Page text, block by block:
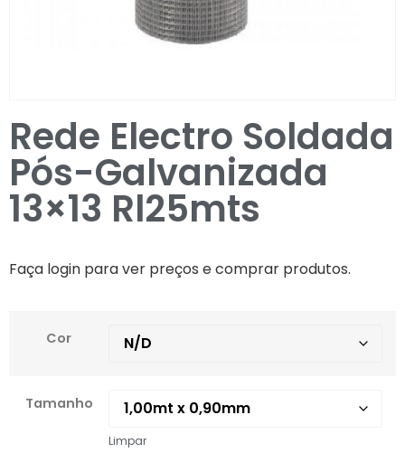
Rede Electro Soldada
Pós-Galvanizada
13×13 Rl25mts
Faça login para ver preços e comprar produtos.
Cor
Tamanho
Limpar